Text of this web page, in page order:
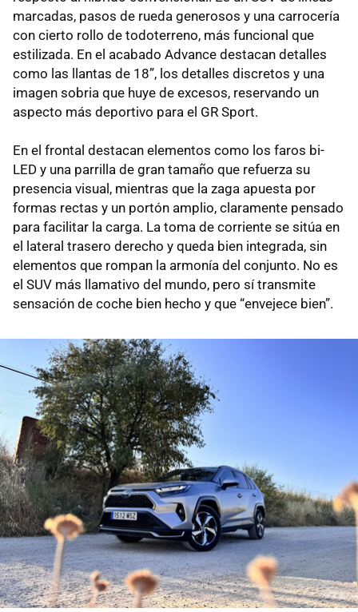
marcadas, pasos de rueda generosos y una carrocería
con cierto rollo de todoterreno, más funcional que
estilizada. En el acabado Advance destacan detalles
como las llantas de 18”, los detalles discretos y una
imagen sobria que huye de excesos, reservando un
aspecto más deportivo para el GR Sport.
En el frontal destacan elementos como los faros bi-
LED y una parrilla de gran tamaño que refuerza su
presencia visual, mientras que la zaga apuesta por
formas rectas y un portón amplio, claramente pensado
para facilitar la carga. La toma de corriente se sitúa en
el lateral trasero derecho y queda bien integrada, sin
elementos que rompan la armonía del conjunto. No es
el SUV más llamativo del mundo, pero sí transmite
sensación de coche bien hecho y que “envejece bien”.